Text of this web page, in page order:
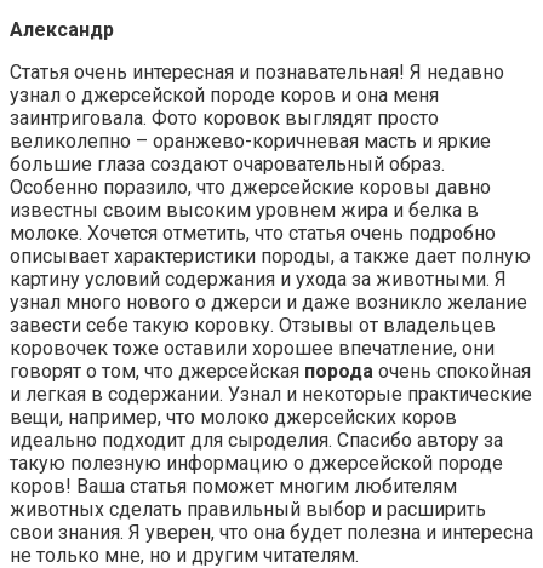
Александр
Статья очень интересная и познавательная! Я недавно
узнал о джерсейской породе коров и она меня
заинтриговала. Фото коровок выглядят просто
великолепно – оранжево-коричневая масть и яркие
большие глаза создают очаровательный образ.
Особенно поразило, что джерсейские коровы давно
известны своим высоким уровнем жира и белка в
молоке. Хочется отметить, что статья очень подробно
описывает характеристики породы, а также дает полную
картину условий содержания и ухода за животными. Я
узнал много нового о джерси и даже возникло желание
завести себе такую коровку. Отзывы от владельцев
коровочек тоже оставили хорошее впечатление, они
говорят о том, что джерсейская порода очень спокойная
и легкая в содержании. Узнал и некоторые практические
вещи, например, что молоко джерсейских коров
идеально подходит для сыроделия. Спасибо автору за
такую полезную информацию о джерсейской породе
коров! Ваша статья поможет многим любителям
животных сделать правильный выбор и расширить
свои знания. Я уверен, что она будет полезна и интересна
не только мне, но и другим читателям.